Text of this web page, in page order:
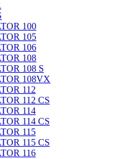
100
105
106
108
108 S
108VX
112
112 CS
114
114 CS
115
115 CS
116